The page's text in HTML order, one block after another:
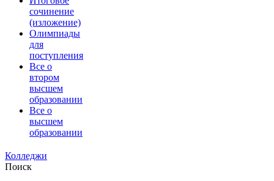
сочинение
(изложение)
Олимпиады
для
поступления
Все о
втором
высшем
образовании
Все о
высшем
образовании
Колледжи
Поиск